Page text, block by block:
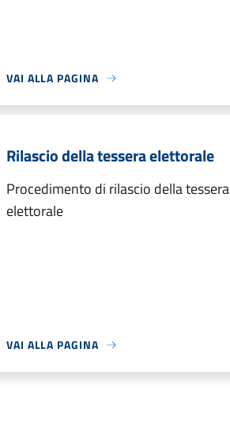
VAI ALLA PAGINA
Rilascio della tessera elettorale
Procedimento di rilascio della tessera
elettorale
VAI ALLA PAGINA